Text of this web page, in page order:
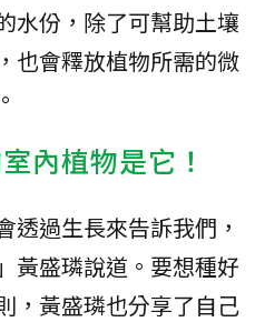
水份，除了可幫助土壤
也會釋放植物所需的微
內植物是它！
透過生長來告訴我們，
黃盛璘說道。要想種好
，黃盛璘也分享了自己